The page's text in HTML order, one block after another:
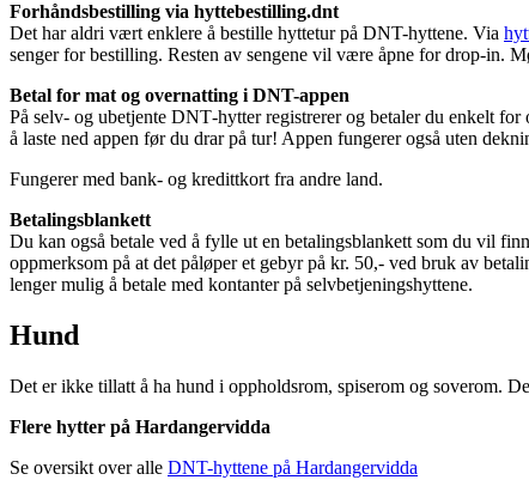
Forhåndsbestilling via hyttebestilling.dnt
Det har aldri vært enklere å bestille hyttetur på DNT-hyttene. Via
senger for bestilling. Resten av sengene vil være åpne for drop-in.
Betal for mat og overnatting i DNT-appen
På selv- og ubetjente DNT‑hytter registrerer og betaler du enkelt
å laste ned appen før du drar på tur! Appen fungerer også uten
Fungerer med bank- og kredittkort fra andre land.
Betalingsblankett
Du kan også betale ved å fylle ut en betalingsblankett som du vil
oppmerksom på at det påløper et gebyr på kr. 50,- ved bruk av
lenger mulig å betale med kontanter på selvbetjeningshyttene.
Hund
Det er ikke tillatt å ha hund i oppholdsrom, spiserom og soverom.
Flere hytter på Hardangervidda
Se oversikt over alle DNT-hyttene på Hardangervidda